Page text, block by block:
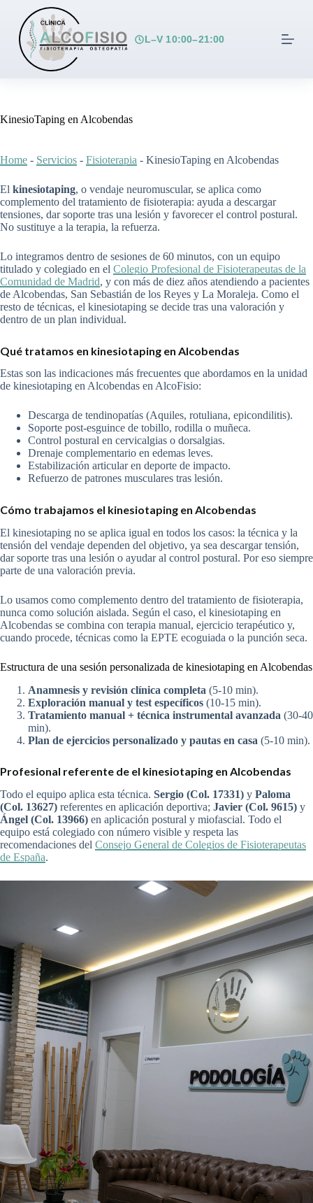
o
e
i
d
o
L–V 10:00–21:00
KinesioTaping en Alcobendas
Home - Servicios - Fisioterapia - KinesioTaping en Alcobendas
El kinesiotaping, o vendaje neuromuscular, se aplica como
complemento del tratamiento de fisioterapia: ayuda a descargar
tensiones, dar soporte tras una lesión y favorecer el control postural.
No sustituye a la terapia, la refuerza.
Lo integramos dentro de sesiones de 60 minutos, con un equipo
titulado y colegiado en el Colegio Profesional de Fisioterapeutas de la
Comunidad de Madrid, y con más de diez años atendiendo a pacientes
de Alcobendas, San Sebastián de los Reyes y La Moraleja. Como el
resto de técnicas, el kinesiotaping se decide tras una valoración y
dentro de un plan individual.
Qué tratamos en kinesiotaping en Alcobendas
Estas son las indicaciones más frecuentes que abordamos en la unidad
de kinesiotaping en Alcobendas en AlcoFisio:
Descarga de tendinopatías (Aquiles, rotuliana, epicondilitis).
Soporte post-esguince de tobillo, rodilla o muñeca.
Control postural en cervicalgias o dorsalgias.
Drenaje complementario en edemas leves.
Estabilización articular en deporte de impacto.
Refuerzo de patrones musculares tras lesión.
Cómo trabajamos el kinesiotaping en Alcobendas
El kinesiotaping no se aplica igual en todos los casos: la técnica y la
tensión del vendaje dependen del objetivo, ya sea descargar tensión,
dar soporte tras una lesión o ayudar al control postural. Por eso siempre
parte de una valoración previa.
Lo usamos como complemento dentro del tratamiento de fisioterapia,
nunca como solución aislada. Según el caso, el kinesiotaping en
Alcobendas se combina con terapia manual, ejercicio terapéutico y,
cuando procede, técnicas como la EPTE ecoguiada o la punción seca.
Estructura de una sesión personalizada de kinesiotaping en Alcobendas
Anamnesis y revisión clínica completa (5-10 min).
Exploración manual y test específicos (10-15 min).
Tratamiento manual + técnica instrumental avanzada (30-40
min).
Plan de ejercicios personalizado y pautas en casa (5-10 min).
Profesional referente de el kinesiotaping en Alcobendas
Todo el equipo aplica esta técnica. Sergio (Col. 17331) y Paloma
(Col. 13627) referentes en aplicación deportiva; Javier (Col. 9615) y
Ángel (Col. 13966) en aplicación postural y miofascial. Todo el
equipo está colegiado con número visible y respeta las
recomendaciones del Consejo General de Colegios de Fisioterapeutas
de España.